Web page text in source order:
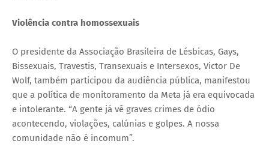
Violência contra homossexuais
O presidente da Associação Brasileira de Lésbicas, Gays,
Bissexuais, Travestis, Transexuais e Intersexos, Victor De
Wolf, também participou da audiência pública, manifestou
que a política de monitoramento da Meta já era equivocada
e intolerante. “A gente já vê graves crimes de ódio
acontecendo, violações, calúnias e golpes. A nossa
comunidade não é incomum”.